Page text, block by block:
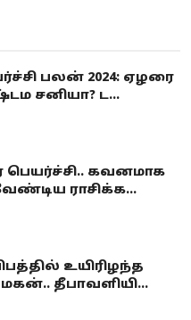
பலன் 2024: ஏழரை
சனியா? ட...
பெயர்ச்சி.. கவனமாக
ராசிக்க...
உயிரிழந்த
மகன்.. தீபாவளியி...